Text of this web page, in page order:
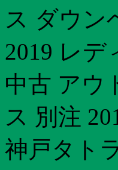
ス ダウン
2019 レ
中古 アウ
ス 別注
神戸タト